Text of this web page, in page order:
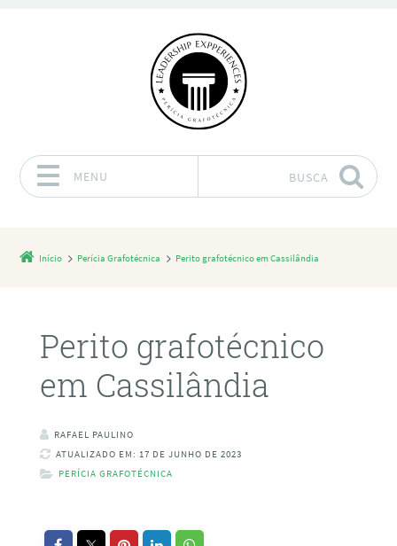
MENU BUSCA
Início Perícia Grafotécnica Perito grafotécnico em Cassilândia
Perito grafotécnico
em Cassilândia
RAFAEL PAULINO
ATUALIZADO EM: 17 DE JUNHO DE 2023
PERÍCIA GRAFOTÉCNICA